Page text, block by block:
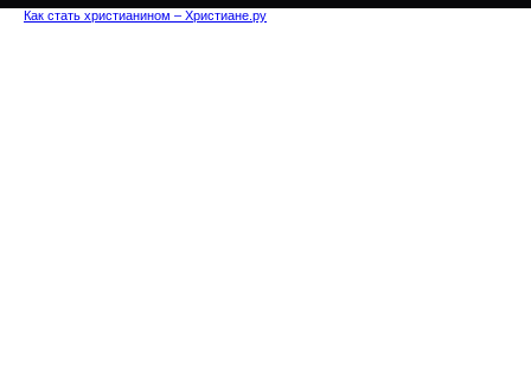
Как стать христианином – Христиане.ру